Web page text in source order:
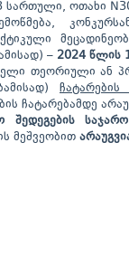
სართული, ოთახი
– 2024 წლის
თეორიული ან
ჩატარებამდე
შედეგების
მეშვეობით